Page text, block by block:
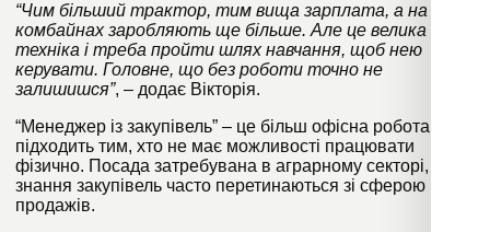
“Чим більший трактор, тим вища зарплата, а на
комбайнах заробляють ще більше. Але це велика
техніка і треба пройти шлях навчання, щоб нею
керувати. Головне, що без роботи точно не
залишишся”, – додає Вікторія.
“Менеджер із закупівель” – це більш офісна робота, яка
підходить тим, хто не має можливості працювати
фізично. Посада затребувана в аграрному секторі, а
знання закупівель часто перетинаються зі сферою
продажів.